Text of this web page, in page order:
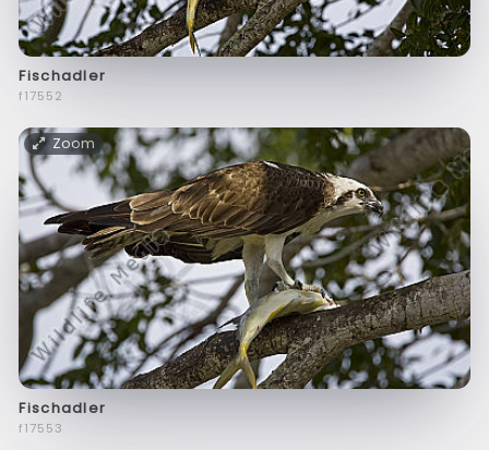
Fischadler
f17552
Zoom
Fischadler
f17553